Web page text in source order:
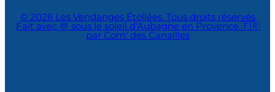
© 2026 Les Vendanges Étoilées. Tous droits réservés
Fait avec 🫶 sous le soleil d'Aubagne en Provence 🇫🇷
par Com' des Canailles